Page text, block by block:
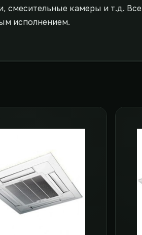
смесительные камеры и т.д. Все
исполнением.